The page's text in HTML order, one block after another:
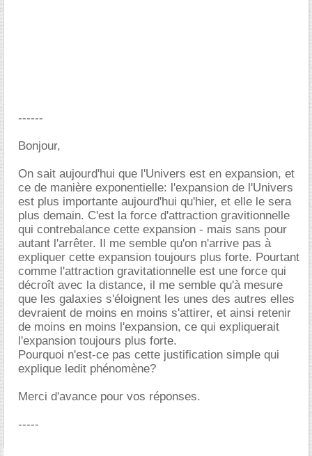
------
Bonjour,
On sait aujourd'hui que l'Univers est en expansion, et
ce de manière exponentielle: l'expansion de l'Univers
est plus importante aujourd'hui qu'hier, et elle le sera
plus demain. C'est la force d'attraction gravitionnelle
qui contrebalance cette expansion - mais sans pour
autant l'arrêter. Il me semble qu'on n'arrive pas à
expliquer cette expansion toujours plus forte. Pourtant
comme l'attraction gravitationnelle est une force qui
décroît avec la distance, il me semble qu'à mesure
que les galaxies s'éloignent les unes des autres elles
devraient de moins en moins s'attirer, et ainsi retenir
de moins en moins l'expansion, ce qui expliquerait
l'expansion toujours plus forte.
Pourquoi n'est-ce pas cette justification simple qui
explique ledit phénomène?
Merci d'avance pour vos réponses.
-----